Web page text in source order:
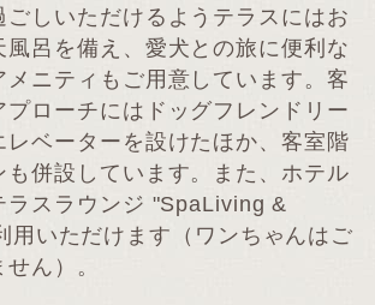
ごしいただけるようテラスにはお
風呂を備え、愛犬との旅に便利な
ニティもご用意しています。 客
プローチにはドッグフレンドリー
レベーターを設けたほか、客室階
併設しています。
また、ホテル
ラスラウンジ "SpaLiving &
用いただけます（ワンちゃんはご
ん）。